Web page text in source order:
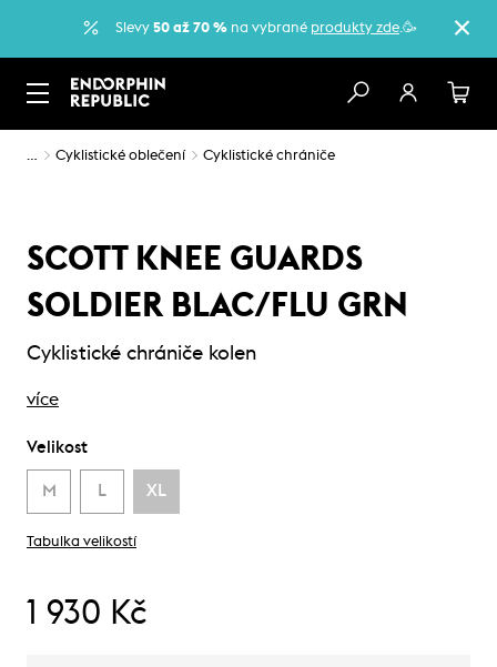
Slevy 50 až 70 % na vybrané produkty zde.🥳
… Cyklistické oblečení Cyklistické chrániče
SCOTT KNEE GUARDS
SOLDIER BLAC/FLU GRN
Cyklistické chrániče kolen
více
Velikost
M L XL
Tabulka velikostí
1 930 Kč